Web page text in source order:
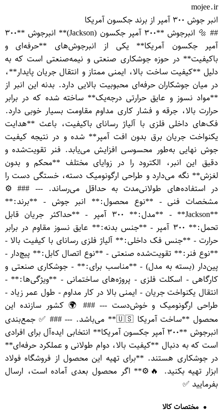
mojee.ir
انبر جوش ۳۰۰ آمپر از برند جکسون آمریکا
## 🔩 انبرجوش **۳۰۰ آمپر جکسون (Jackson)** انبرجوش **۳۰۰
آمپر جکسون آمریکا** یکی از انبرجوش‌های **حرفه‌ای و
باکیفیت** در حوزه جوشکاری صنعتی و نیمه‌صنعتی است که به
دلیل **کیفیت ساخت بالا، ایمنی ممتاز و انتقال جریان پایدار**،
در میان جوشکاران حرفه‌ای محبوبیت بالایی دارد. بدنه این انبر از
**مواد نسوز و عایق حرارتی درجه‌یک** ساخته شده که در برابر
حرارت بالا، جرقه و فشار کاری مداوم مقاومت بسیار خوبی دارد.
فک‌های داخلی فلزی با آلیاژ رسانای باکیفیت، باعث **هدایت
یکنواخت جریان برق بدون افت آمپر** شده و در نتیجه کیفیت
جوش نهایی به‌طور محسوسی افزایش می‌یابد. فنر تقویت‌شده و
دقیق این انبر، الکترود را در زوایای مختلف **محکم و بدون
لغزش** نگه می‌دارد و طراحی ارگونومیک دسته، خستگی دست را
در استفاده‌های طولانی‌مدت به حداقل می‌رساند. --- ### ⚙️
مشخصات فنی - **نوع محصول:** انبر جوش - **برند:**
**Jackson** - **مدل:** ۳۰۰ آمپر - **حداکثر جریان قابل
تحمل:** ۳۰۰ آمپر - **جنس بدنه:** عایق نسوز مقاوم در برابر
حرارت - **جنس فک داخلی:** آلیاژ فلزی رسانای با کیفیت بالا -
**نوع فنر:** تقویت‌شده صنعتی - **نوع اتصال کابل:** پیچ‌دار -
پین‌دار (بسته به مدل) - **مناسب برای:** - جوشکاری صنعتی و
کارگاهی - اسکلت فلزی - پروژه‌های ساختمانی - **ویژگی‌ها:** -
انتقال یکنواخت جریان - ایمنی بالا در کار مداوم - طول عمر زیاد -
طراحی ارگونومیک و خوش‌دست --- ### 🌍 کشور سازنده این
محصول **ساخت آمریکا 🇺🇸** می‌باشد. --- ### ✅ جمع‌بندی
انبرجوش **۳۰۰ آمپر جکسون آمریکا** انتخابی ایده‌آل برای افرادی
است که به دنبال **کیفیت بالا، دوام طولانی و عملکرد حرفه‌ای**
در جوشکاری هستند. **برای تهیه این محصول از فروشگاه فولاد
ابزار تهیه بکنید. 🔥⚙️** اگر محصول بعدی آماده است، ارسال
بفرمایید ✅
مختصات کالا